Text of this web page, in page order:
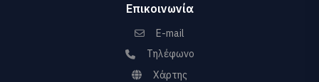
Επικοινωνία
E-mail
Τηλέφωνο
Χάρτης